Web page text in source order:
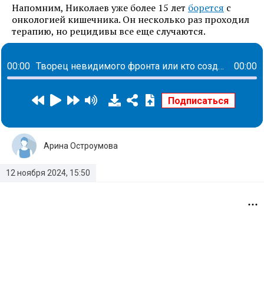
Напомним, Николаев уже более 15 лет борется с
онкологией кишечника. Он несколько раз проходил
терапию, но рецидивы все еще случаются.
00:00 Творец невидимого фронта или кто создает пространства для комфорта каждого сотрудника: история Елены Савченко 00:00
12 ноября 2024, 15:50
Арина Остроумова